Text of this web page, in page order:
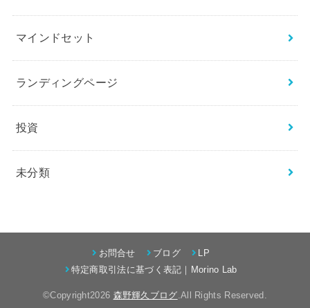
マインドセット
ランディングページ
投資
未分類
お問合せ ブログ
LP
特定商取引法に基づく表記｜Morino Lab
©Copyright2026 森野輝久ブログ.All Rights Reserved.